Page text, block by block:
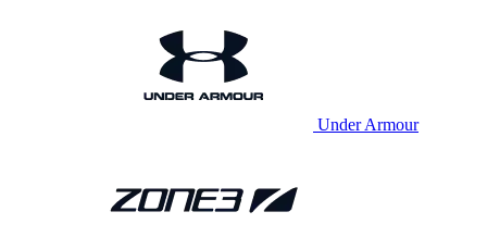
Under Armour